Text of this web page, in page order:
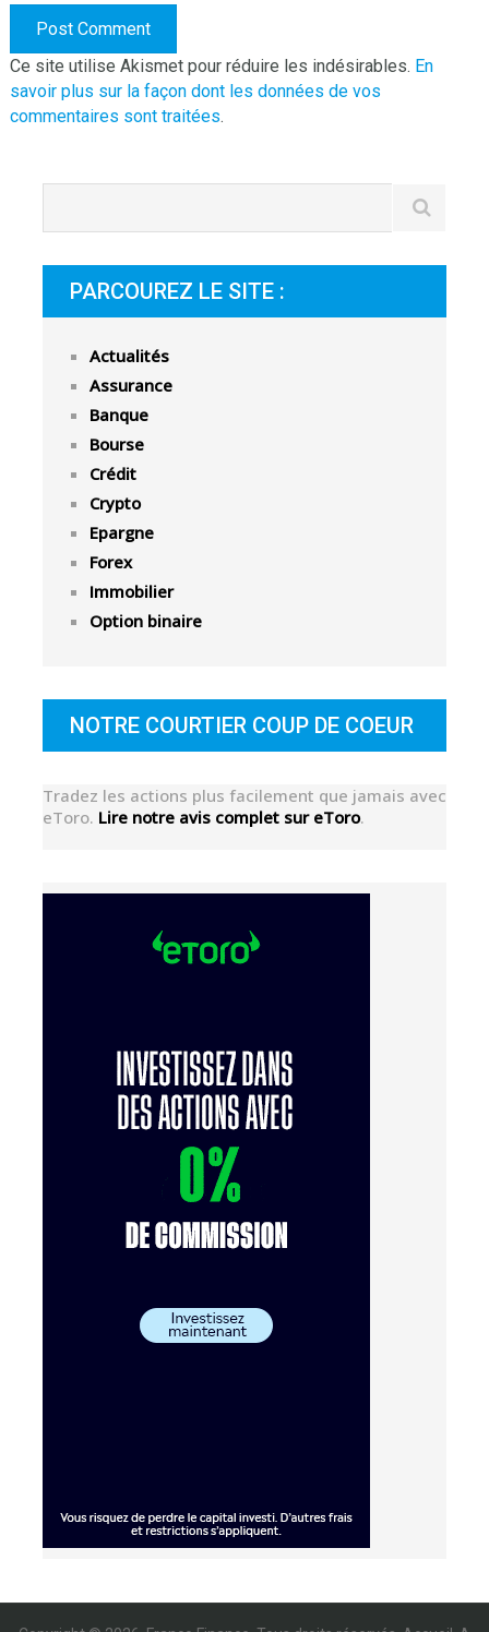
Ce site utilise Akismet pour réduire les indésirables. En
savoir plus sur la façon dont les données de vos
commentaires sont traitées.
PARCOUREZ LE SITE :
Actualités
Assurance
Banque
Bourse
Crédit
Crypto
Epargne
Forex
Immobilier
Option binaire
NOTRE COURTIER COUP DE COEUR
Tradez les actions plus facilement que jamais avec
eToro. Lire notre avis complet sur eToro.